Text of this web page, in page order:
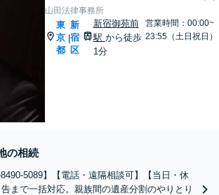
山田法律事務所
東
京
都
|
新
宿
区
新宿御苑前
駅 から徒歩
1分
営業時間：00:00~
23:55（土日祝日）
の相続
8490-5089】【電話・遠隔相談可】【当日・休
まで一括対応。親族間の遺産分割のやりとり